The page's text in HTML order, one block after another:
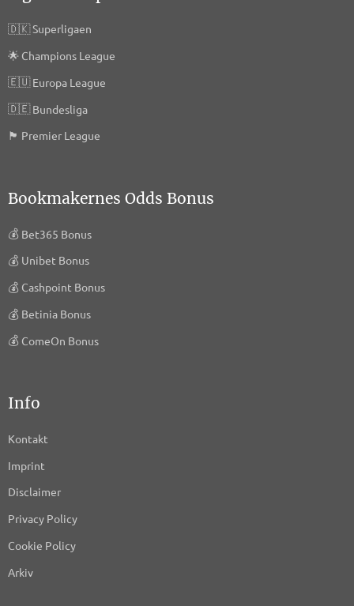
🇩🇰Superligaen
🌟 Champions League
🇪🇺Europa League
🇩🇪Bundesliga
🏴󠁧󠁢󠁥󠁮󠁧󠁿 Premier League
Bookmakernes Odds Bonus
💰 Bet365 Bonus
💰 Unibet Bonus
💰 Cashpoint Bonus
💰 Betinia Bonus
💰 ComeOn Bonus
Info
Kontakt
Imprint
Disclaimer
Privacy Policy
Cookie Policy
Arkiv